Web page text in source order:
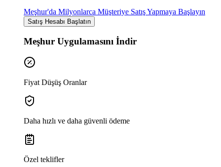
Meşhur'da Milyonlarca Müşteriye Satış Yapmaya Başlayın
Satış Hesabı Başlatın
Meşhur Uygulamasını İndir
Fiyat Düşüş Oranlar
Daha hızlı ve daha güvenli ödeme
Özel teklifler